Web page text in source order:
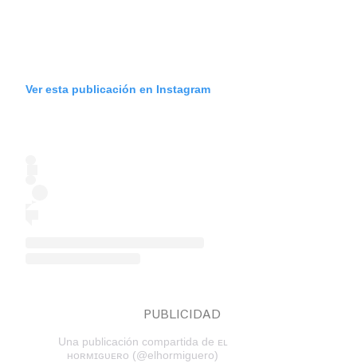
Ver esta publicación en Instagram
Una publicación compartida de ᴇʟ
ʜᴏʀᴍɪɢᴜᴇʀᴏ (@elhormiguero)